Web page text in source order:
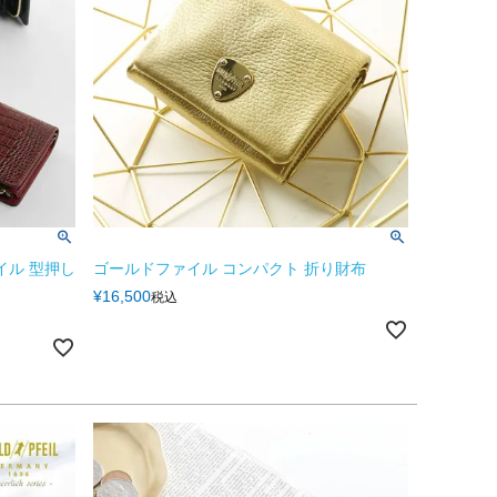
ル 型押し
ゴールドファイル コンパクト 折り財布
¥16,500税込